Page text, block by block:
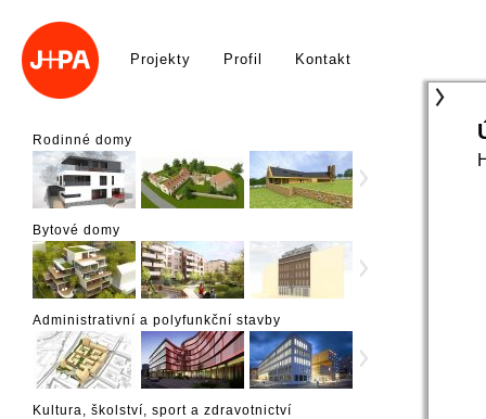
Projekty Profil Kontakt
Rodinné domy
Bytové domy
Administrativní a polyfunkční stavby
Kultura, školství, sport a zdravotnictví